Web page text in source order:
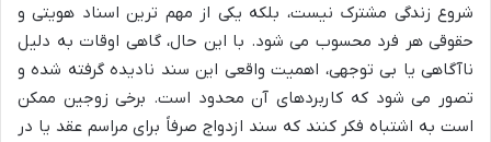
شروع زندگی مشترک نیست، بلکه یکی از مهم ترین اسناد هویتی و
حقوقی هر فرد محسوب می شود. با این حال، گاهی اوقات به دلیل
ناآگاهی یا بی توجهی، اهمیت واقعی این سند نادیده گرفته شده و
تصور می شود که کاربردهای آن محدود است. برخی زوجین ممکن
است به اشتباه فکر کنند که سند ازدواج صرفاً برای مراسم عقد یا در